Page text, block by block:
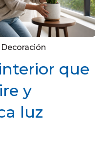
Decoración
que
y
luz